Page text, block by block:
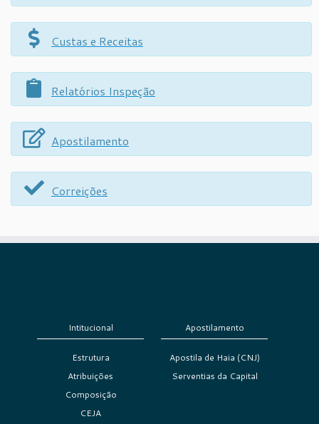
Custas e Receitas
Relatórios Inspeção
Apostilamento
Correições
Intitucional
Estrutura
Atribuições
Composição
CEJA
Apostilamento
Apostila de Haia (CNJ)
Serventias da Capital